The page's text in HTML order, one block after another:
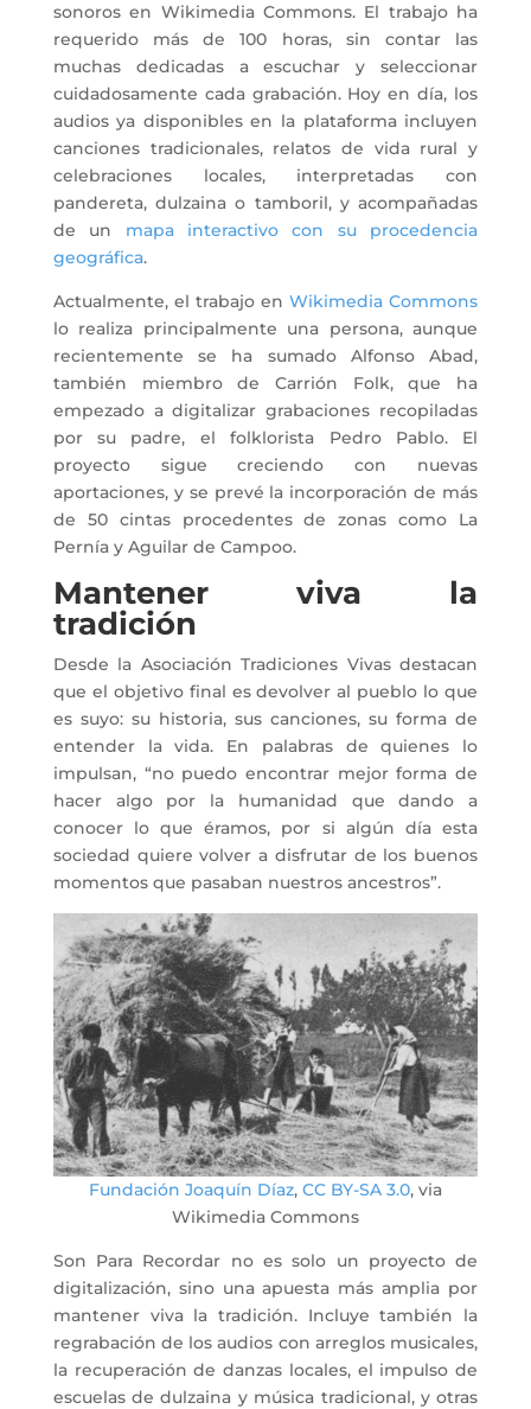
sonoros en Wikimedia Commons. El trabajo ha
requerido más de 100 horas, sin contar las
muchas dedicadas a escuchar y seleccionar
cuidadosamente cada grabación. Hoy en día, los
audios ya disponibles en la plataforma incluyen
canciones tradicionales, relatos de vida rural y
celebraciones locales, interpretadas con
pandereta, dulzaina o tamboril, y acompañadas
de un mapa interactivo con su procedencia
geográfica.
Actualmente, el trabajo enWikimedia Commons
lo realiza principalmente una persona, aunque
recientemente se ha sumado Alfonso Abad,
también miembro de Carrión Folk, que ha
empezado a digitalizar grabaciones recopiladas
por su padre, el folklorista Pedro Pablo. El
proyecto sigue creciendo con nuevas
aportaciones, y se prevé la incorporación de más
de 50 cintas procedentes de zonas como La
Pernía y Aguilar de Campoo.
Mantener viva la
tradición
Desde la Asociación Tradiciones Vivas destacan
que el objetivo final es devolver al pueblo lo que
es suyo: su historia, sus canciones, su forma de
entender la vida. En palabras de quienes lo
impulsan, “no puedo encontrar mejor forma de
hacer algo por la humanidad que dando a
conocer lo que éramos, por si algún día esta
sociedad quiere volver a disfrutar de los buenos
momentos que pasaban nuestros ancestros”.
Fundación Joaquín Díaz, CC BY-SA 3.0, via
Wikimedia Commons
Son Para Recordar no es solo un proyecto de
digitalización, sino una apuesta más amplia por
mantener viva la tradición. Incluye también la
regrabación de los audios con arreglos musicales,
la recuperación de danzas locales, el impulso de
escuelas de dulzaina y música tradicional, y otras